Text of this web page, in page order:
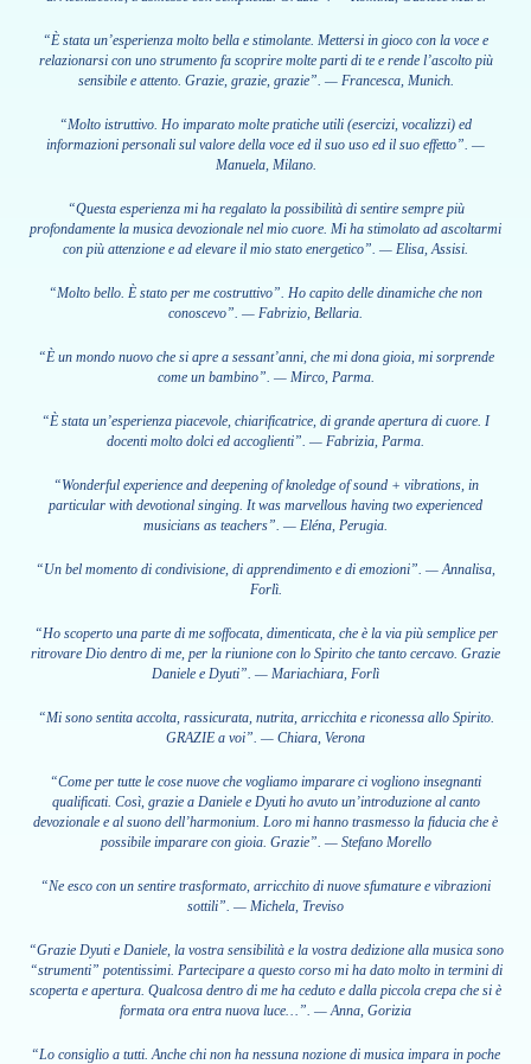
“È stata un’esperienza molto bella e stimolante. Mettersi in gioco con la voce e
relazionarsi con uno strumento fa scoprire molte parti di te e rende l’ascolto più
sensibile e attento. Grazie, grazie, grazie”. — Francesca, Munich.
“Molto istruttivo. Ho imparato molte pratiche utili (esercizi, vocalizzi) ed
informazioni personali sul valore della voce ed il suo uso ed il suo effetto”. —
Manuela, Milano.
“Questa esperienza mi ha regalato la possibilità di sentire sempre più
profondamente la musica devozionale nel mio cuore. Mi ha stimolato ad ascoltarmi
con più attenzione e ad elevare il mio stato energetico”. — Elisa, Assisi.
“Molto bello. È stato per me costruttivo”. Ho capito delle dinamiche che non
conoscevo”. — Fabrizio, Bellaria.
“È un mondo nuovo che si apre a sessant’anni, che mi dona gioia, mi sorprende
come un bambino”. — Mirco, Parma.
“È stata un’esperienza piacevole, chiarificatrice, di grande apertura di cuore. I
docenti molto dolci ed accoglienti”. — Fabrizia, Parma.
“Wonderful experience and deepening of knoledge of sound + vibrations, in
particular with devotional singing. It was marvellous having two experienced
musicians as teachers”. — Eléna, Perugia.
“Un bel momento di condivisione, di apprendimento e di emozioni”. — Annalisa,
Forlì.
“Ho scoperto una parte di me soffocata, dimenticata, che è la via più semplice per
ritrovare Dio dentro di me, per la riunione con lo Spirito che tanto cercavo. Grazie
Daniele e Dyuti”. — Mariachiara, Forlì
“Mi sono sentita accolta, rassicurata, nutrita, arricchita e riconessa allo Spirito.
GRAZIE a voi”. — Chiara, Verona
“Come per tutte le cose nuove che vogliamo imparare ci vogliono insegnanti
qualificati. Così, grazie a Daniele e Dyuti ho avuto un’introduzione al canto
devozionale e al suono dell’harmonium. Loro mi hanno trasmesso la fiducia che è
possibile imparare con gioia. Grazie”. — Stefano Morello
“Ne esco con un sentire trasformato, arricchito di nuove sfumature e vibrazioni
sottili”. — Michela, Treviso
“Grazie Dyuti e Daniele, la vostra sensibilità e la vostra dedizione alla musica sono
“strumenti” potentissimi. Partecipare a questo corso mi ha dato molto in termini di
scoperta e apertura. Qualcosa dentro di me ha ceduto e dalla piccola crepa che si è
formata ora entra nuova luce…”. — Anna, Gorizia
“Lo consiglio a tutti. Anche chi non ha nessuna nozione di musica impara in poche